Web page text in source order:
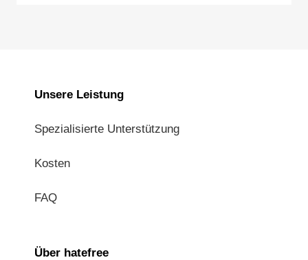
Unsere Leistung
Spezialisierte Unterstützung
Kosten
FAQ
Über hatefree